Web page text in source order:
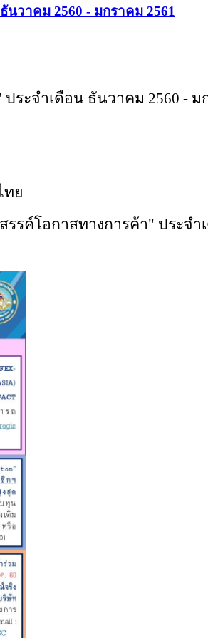
นวาคม 2560 - มกราคม 2561
ประจำเดือน ธันวาคม 2560​ - ม
ทย
ค์โอกาสทางการค้า" ประจำ